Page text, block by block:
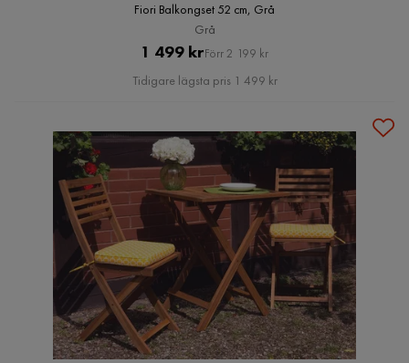
Fiori Balkongset 52 cm, Grå
Grå
Pris
1 499 krOriginal
Pris
Förr 2 199 kr
Tidigare lägsta pris 1 499 kr